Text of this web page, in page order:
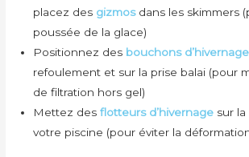
placez des gizmosdans les skimmers
poussée de la glace)
Positionnez des bouchons d’hivernage
refoulement et sur la prise balai (pour
de filtration hors gel)
Mettez desflotteurs d’hivernage sur
votre piscine (pour éviter la